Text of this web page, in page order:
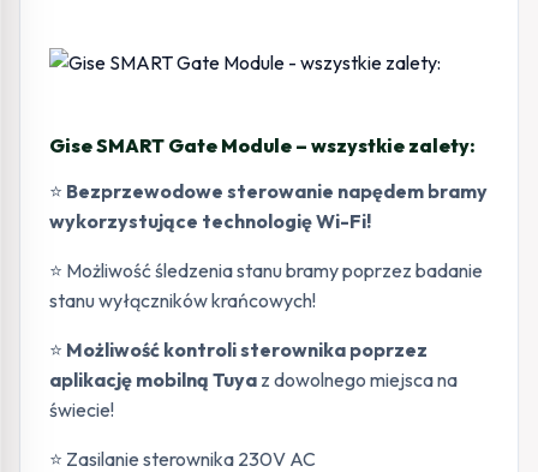
Gise SMART Gate Module – wszystkie zalety:
⭐ Bezprzewodowe sterowanie napędem bramy
wykorzystujące technologię Wi-Fi!
⭐ Możliwość śledzenia stanu bramy poprzez badanie
stanu wyłączników krańcowych!
⭐ Możliwość kontroli sterownika poprzez
aplikację mobilną Tuya z dowolnego miejsca na
świecie!
⭐ Zasilanie sterownika 230V AC